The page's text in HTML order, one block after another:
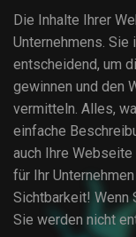
Die Inhalte Ihrer
Unternehmens.
entscheidend, um
gewinnen und den
vermitteln. Alles,
einfache
auch Ihre
für Ihr
Sichtbarkeit! Wenn
Sie werden nicht